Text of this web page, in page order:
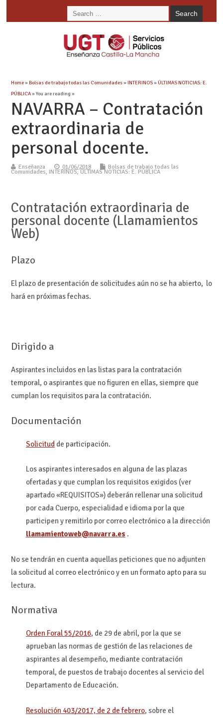
Home»Bolsas de trabajo todas las Comunidades»INTERINOS»ÚLTIMAS NOTICIAS: E.
PÚBLICA» You are reading »
NAVARRA – Contratación
extraordinaria de
personal docente.
Enseñanza 01/06/2018 Bolsas de trabajo todas las
Comunidades, INTERINOS,ÚLTIMAS NOTICIAS: E. PÚBLICA
Contratación extraordinaria de
personal docente (Llamamientos
Web)
Plazo
El plazo de presentación de solicitudes aún no se ha abierto, lo
hará en próximas fechas.
Dirigido a
Aspirantes incluidos en las listas para la contratación
temporal, o aspirantes que no figuren en ellas, siempre que
cumplan los requisitos para la contratación.
Documentación
Solicitudde participación.
Los aspirantes interesados en alguna de las plazas
ofertadas y que cumplan los requisitos exigidos (ver
apartado «REQUISITOS») deberán rellenar una solicitud
por cada Cuerpo, especialidad e idioma por la que
participen y remitirlo por correo electrónico a la dirección
llamamientoweb@navarra.es .
No se tendrán en cuenta aquellas peticiones que no adjunten
la solicitud al correo electrónico y en un formato apto para su
lectura.
Normativa
Orden Foral 55/2016, de 29 de abril, por la que se
aprueban las normas de gestión de las relaciones de
aspirantes al desempeño, mediante contratación
temporal, de puestos de trabajo docentes al servicio del
Departamento de Educación.
Resolución 403/2017, de 2 de febrero, sobre el